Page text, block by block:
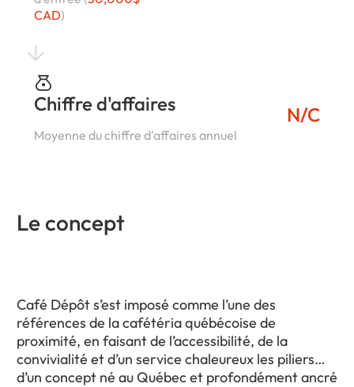
CAD)
Chiffre d'affaires
Moyenne du chiffre d'affaires annuel
N/C
Le concept
Café Dépôt s’est imposé comme l’une des
références de la cafétéria québécoise de
proximité, en faisant de l’accessibilité, de la
convivialité et d’un service chaleureux les piliers
d’un concept né au Québec et profondément ancré